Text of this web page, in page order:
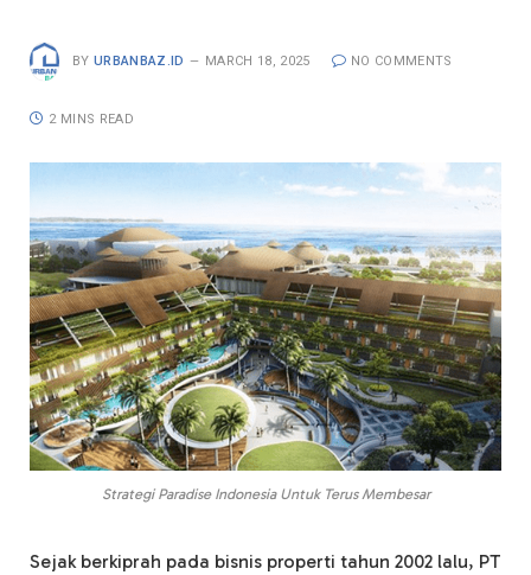
BY URBANBAZ.ID MARCH 18, 2025 NO COMMENTS
2 MINS READ
Strategi Paradise Indonesia Untuk Terus Membesar
Sejak berkiprah pada bisnis properti tahun 2002 lalu, PT